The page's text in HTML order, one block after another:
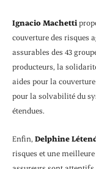
Ignacio Machetti
couverture des risques
assurables des 43
producteurs, la
aides pour la
pour la solvabilité du
étendues.
Enfin, Delphine
risques et une